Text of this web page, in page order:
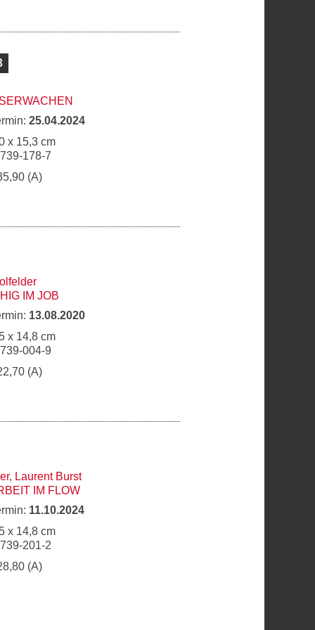
25.04.2024
x 15,3 cm
178-7
(A)
IM JOB
13.08.2020
x 14,8 cm
004-9
(A)
, Laurent Burst
IM FLOW
11.10.2024
x 14,8 cm
201-2
(A)